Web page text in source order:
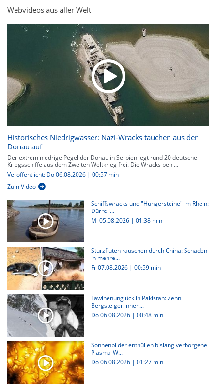
Webvideos aus aller Welt
Historisches Niedrigwasser: Nazi-Wracks tauchen aus der
Donau auf
Der extrem niedrige Pegel der Donau in Serbien legt rund 20 deutsche
Kriegsschiffe aus dem Zweiten Weltkrieg frei. Die Wracks behi...
Veröffentlicht: Do 06.08.2026 | 00:57 min
Zum Video
Schiffswracks und "Hungersteine" im Rhein:
Dürre i...
Mi 05.08.2026 | 01:38 min
Sturzfluten rauschen durch China: Schäden
in mehre...
Fr 07.08.2026 | 00:59 min
Lawinenunglück in Pakistan: Zehn
Bergsteiger:innen...
Do 06.08.2026 | 00:48 min
Sonnenbilder enthüllen bislang verborgene
Plasma-W...
Do 06.08.2026 | 01:27 min